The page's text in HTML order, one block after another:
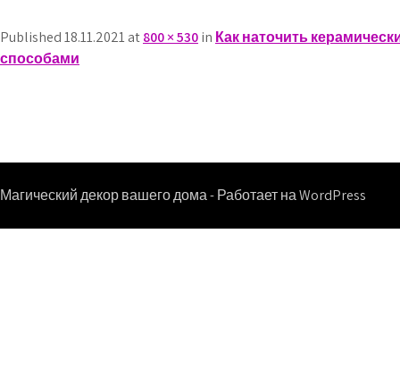
Published 18.11.2021 at800 × 530in Как наточить
способами
Магический декор вашего дома - Работает на WordPress